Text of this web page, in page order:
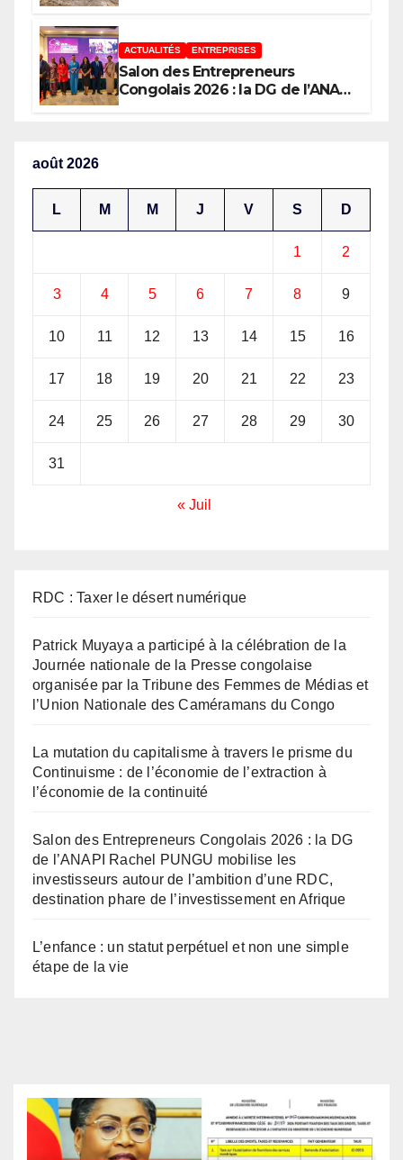
ACTUALITÉS ENTREPRISES
Salon des Entrepreneurs
Congolais 2026 : la DG de l’ANAPI
août 2026
L M M J V S D
1 2
3 4 5 6 7 8 9
10 11 12 13 14 15 16
17 18 19 20 21 22 23
24 25 26 27 28 29 30
31
« Juil
RDC : Taxer le désert numérique
Patrick Muyaya a participé à la célébration de la
Journée nationale de la Presse congolaise
organisée par la Tribune des Femmes de Médias et
l’Union Nationale des Caméramans du Congo
La mutation du capitalisme à travers le prisme du
Continuisme : de l’économie de l’extraction à
l’économie de la continuité
Salon des Entrepreneurs Congolais 2026 : la DG
de l’ANAPI Rachel PUNGU mobilise les
investisseurs autour de l’ambition d’une RDC,
destination phare de l’investissement en Afrique
L’enfance : un statut perpétuel et non une simple
étape de la vie